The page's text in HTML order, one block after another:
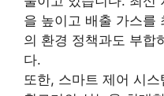
을 높이고 배출 가스를
의 환경 정책과도 부합
다.
또한, 스마트 제어 시